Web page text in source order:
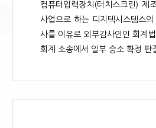
컴퓨터입력장치(터치스크린) 제
사업으로 하는 디지텍시스템스
사를 이유로 외부감사인인 회계
회계 소송에서 일부 승소 확정 판